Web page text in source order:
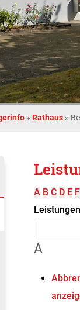
» Rathaus »
A B C D E F
A